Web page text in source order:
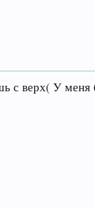
с верх( У меня